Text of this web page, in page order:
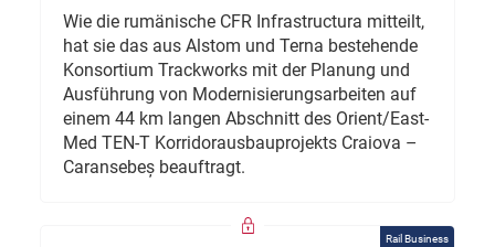
Wie die rumänische CFR Infrastructura mitteilt,
hat sie das aus Alstom und Terna bestehende
Konsortium Trackworks mit der Planung und
Ausführung von Modernisierungsarbeiten auf
einem 44 km langen Abschnitt des Orient/East-
Med TEN-T Korridorausbauprojekts Craiova –
Caransebeș beauftragt.
Rail Business